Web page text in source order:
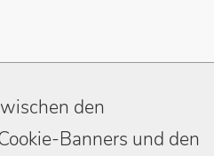
den
Banners und den